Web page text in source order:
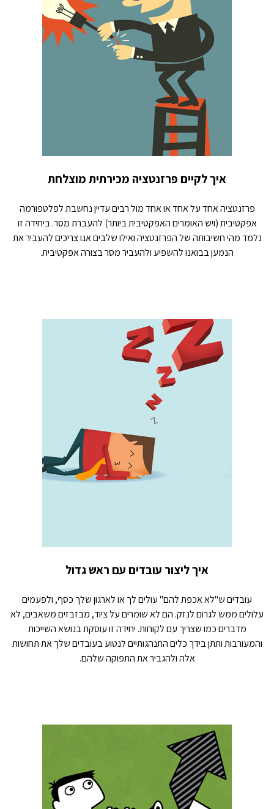
איך לקיים פרזנטציה מכירתית מוצלחת
פרזנטציה אחד על אחד או אחד מול רבים עדיין נחשבת לפלטפורמה
אפקטיבית (ויש האומרים האפקטיבית ביותר) להעברת מסר. ביחידה זו
נלמד מהי חשיבותה של הפרזנטציה ואילו שלבים אנו צריכים להעביר את
הנמען בבואנו להשפיע ולהעביר מסר בצורה אפקטיבית.
איך ליצור עובדים עם ראש גדול
עובדים ש"לא אכפת להם" עולים לך או לארגון שלך כסף, ולפעמים
עלולים ממש לגרום לנזק. הם לא שומרים על ציוד, מבזבזים משאבים, לא
מדברים כמו שצריך עם לקוחות. יחידה זו עוסקת בנושא השייכות
והמעורבות ותתן בידך כלים התנהגותיים לנטוע בעובדים שלך את תחושות
אלה ולהגביר את התפוקה שלהם.